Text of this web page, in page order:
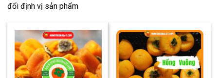
đổi định vị sản phẩm